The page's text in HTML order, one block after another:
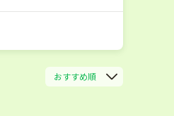
おすすめ順